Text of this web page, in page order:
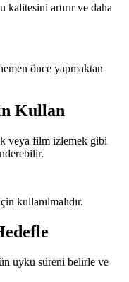
kalitesini artırır ve daha
önce yapmaktan
Kullan
veya film izlemek gibi
kullanılmalıdır.
uyku süreni belirle ve